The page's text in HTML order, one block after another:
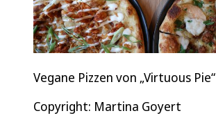
Vegane Pizzen von „Virtuous Pie“
Copyright: Martina Goyert